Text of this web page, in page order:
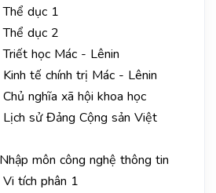
dục 1
dục 2
học Mác - Lênin
tế chính trị Mác - Lênin
nghĩa xã hội khoa học
sử Đảng Cộng sản Việt
môn công nghệ thông tin
tích phân 1